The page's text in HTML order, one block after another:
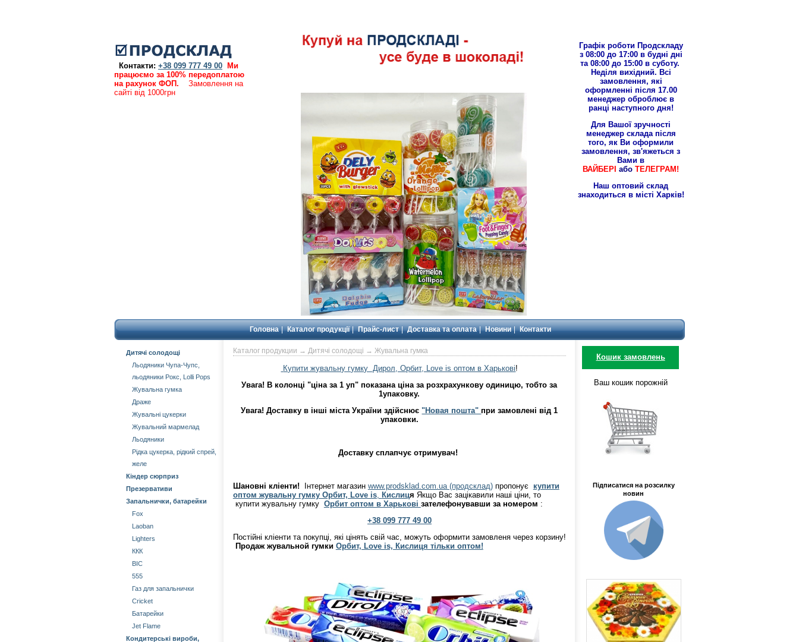
Контакти: +38 099 777 49 00
Ми
працюємо за 100% передоплатою
на рахунок ФОП. Замовлення на
сайті від 1000грн
Графік роботи Продскладу
з 08:00 до 17:00 в будні дні
та 08:00 до 15:00 в суботу.
Неділя вихідний. Всі
замовлення, які
оформленні після 17.00
менеджер оброблює в
ранці наступного дня!
Для Вашої зручності
менеджер склада після
того, як Ви оформили
замовлення, зв'яжеться з
Вами в
ВАЙБЕРІ або ТЕЛЕГРАМ!
Наш оптовий склад
знаходиться в місті Харків!
Головна Каталог продукції Прайс-лист Доставка та оплата Новини Контакти
Дитячі солодощі
Льодяники Чупа-Чупс,
льодяники Рокс, Lolli Pops
Жувальна гумка
Драже
Жувальні цукерки
Жувальний мармелад
Льодяники
Рідка цукерка, рідкий спрей,
желе
Кіндер сюрприз
Презервативи
Запальнички, батарейки
Fox
Laoban
Lighters
ККК
BIC
555
Газ для запальнички
Cricket
Батарейки
Jet Flame
Кондитерські вироби,
Каталог продукции → Дитячі солодощі → Жувальна гумка
Купити жувальну гумку Дирол, Орбит, Love is оптом в Харькові!
Увага! В колонці "ціна за 1 уп" показана ціна за розхрахункову одиницю, тобто за
1упаковку.
Увага! Доставку в інші міста України здійснює"Новая пошта"при замовлені від 1
упаковки.
Доставку сплапчує отримувач!
Шановні кліенти! Інтернет магазин www.prodsklad.com.ua (продсклад)пропонує купити
оптом жувальну гумку Орбит, Love is, Кислиця Якщо Вас зацікавили наші ціни, то
купити жувальну гумку Орбит оптом в Харькові зателефонувавши за номером :
+38 099 777 49 00
Постійні кліенти та покупці, які цінять свій час, можуть оформити замовленя через корзину!
Продаж жувальной гумки Орбит, Love is, Кислиця тільки оптом!
Кошик замовлень
Ваш кошик порожній
Підписатися на розсилку
новин